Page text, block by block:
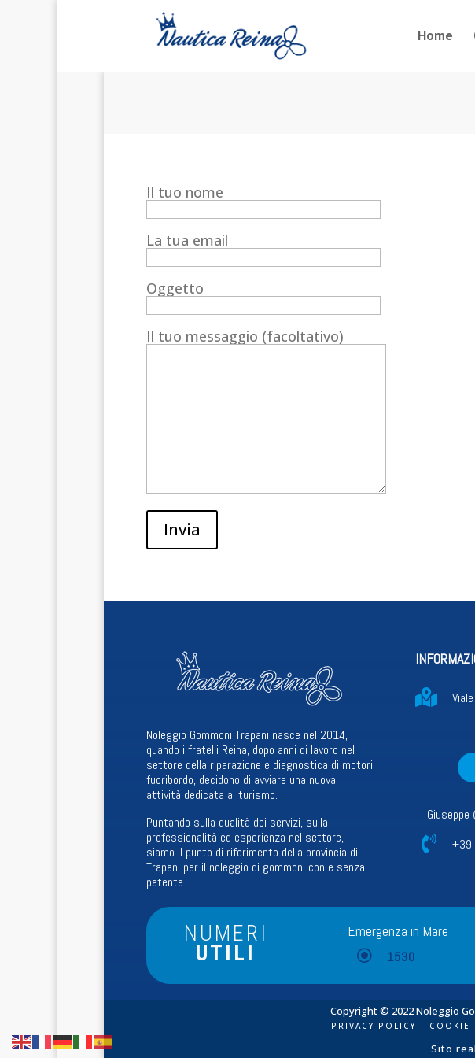
Home
Il tuo nome
La tua email
Oggetto
Il tuo messaggio (facoltativo)
Invia
Noleggio Gommoni Trapani nasce nel 2014,
quando i fratelli Reina, dopo anni di lavoro nel
settore della riparazione e diagnostica di motori
fuoribordo, decidono di avviare una nuova
attività dedicata al turismo.
Puntando sulla qualità dei servizi, sulla
professionalità ed esperienza nel settore,
siamo il punto di riferimento della provincia di
Trapani per il noleggio di gommoni con e senza
patente.

Giuseppe
 +39
NUMERI
UTILI
Emergenza in Mare
\ 1530
Copyright © 2022 Noleggio
PRIVACY POLICY | COOKIE
Sito